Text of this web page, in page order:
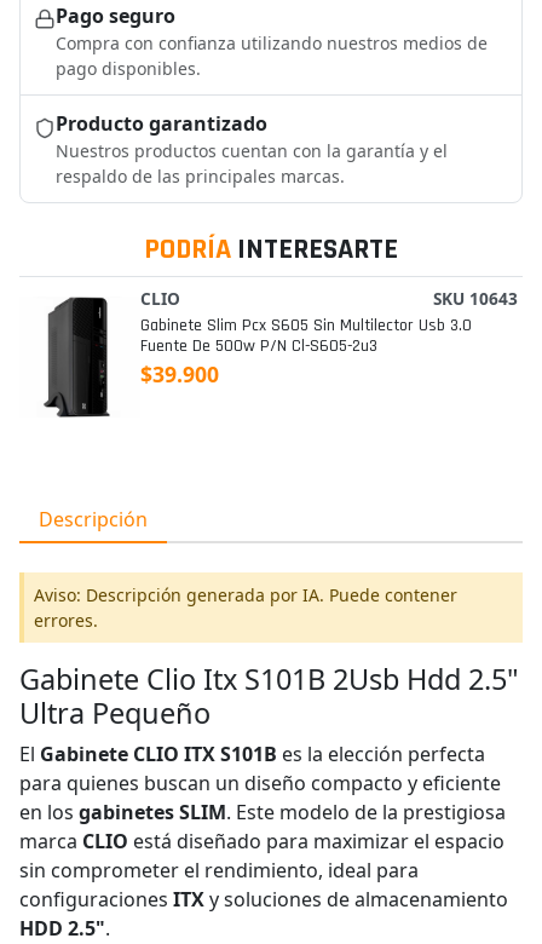
Pago seguro
Compra con confianza utilizando nuestros medios de
pago disponibles.
Producto garantizado
Nuestros productos cuentan con la garantía y el
respaldo de las principales marcas.
PODRÍA INTERESARTE
CLIO SKU 10643
Gabinete Slim Pcx S605 Sin Multilector Usb 3.0
Fuente De 500w P/n Cl-S605-2u3
$39.900
Descripción
Aviso: Descripción generada por IA. Puede contener
errores.
Gabinete Clio Itx S101B 2Usb Hdd 2.5"
Ultra Pequeño
El Gabinete CLIO ITX S101B es la elección perfecta
para quienes buscan un diseño compacto y eficiente
en los gabinetes SLIM. Este modelo de la prestigiosa
marca CLIO está diseñado para maximizar el espacio
sin comprometer el rendimiento, ideal para
configuraciones ITXy soluciones de almacenamiento
HDD 2.5".